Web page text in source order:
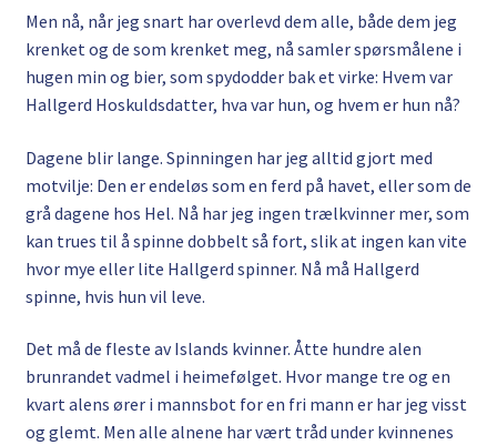
Men nå, når jeg snart har overlevd dem alle, både dem jeg
krenket og de som krenket meg, nå samler spørsmålene i
hugen min og bier, som spydodder bak et virke: Hvem var
Hallgerd Hoskuldsdatter, hva var hun, og hvem er hun nå?
Dagene blir lange. Spinningen har jeg alltid gjort med
motvilje: Den er endeløs som en ferd på havet, eller som de
grå dagene hos Hel. Nå har jeg ingen trælkvinner mer, som
kan trues til å spinne dobbelt så fort, slik at ingen kan vite
hvor mye eller lite Hallgerd spinner. Nå må Hallgerd
spinne, hvis hun vil leve.
Det må de fleste av Islands kvinner. Åtte hundre alen
brunrandet vadmel i heimefølget. Hvor mange tre og en
kvart alens ører i mannsbot for en fri mann er har jeg visst
og glemt. Men alle alnene har vært tråd under kvinnenes